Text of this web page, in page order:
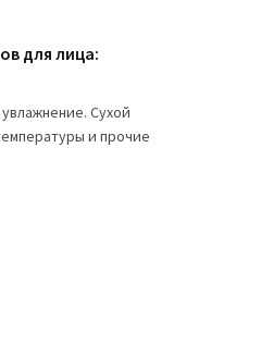
для лица:
Сухой
и прочие